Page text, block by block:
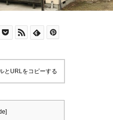
とURLをコピーする
]